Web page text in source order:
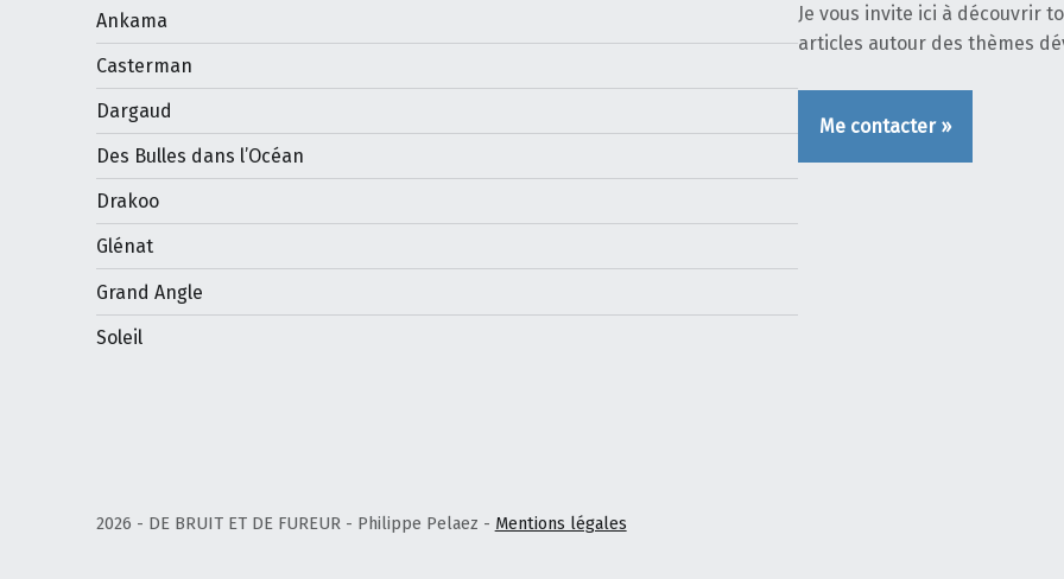
Ankama
Casterman
Dargaud
Des Bulles dans l’Océan
Drakoo
Glénat
Grand Angle
Soleil
Je vous invite ici à découvrir
articles autour des thèmes
Me contacter »
2026 - DE BRUIT ET DE FUREUR - Philippe Pelaez - Mentions légales